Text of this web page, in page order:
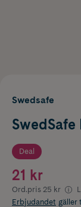
Swedsafe
Deal
21 kr
Ord.pris 25 kr
Erbjudandet gäller